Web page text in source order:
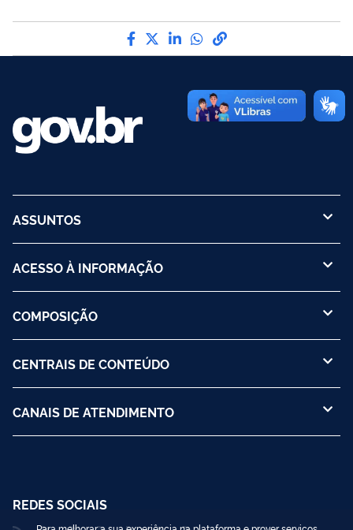
Compartilhe por Facebook
Compartilhe por Twitter
Compartilhe por
Compartilhe por
link para Copiar
ASSUNTOS
ACESSO À INFORMAÇÃO
COMPOSIÇÃO
CENTRAIS DE CONTEÚDO
CANAIS DE ATENDIMENTO
REDES SOCIAIS